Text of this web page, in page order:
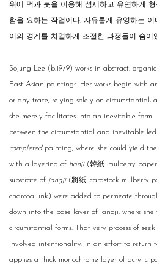
위에 먹과 붓을 이용해 섬세하고 유연하게
함을 요하는 작업이다. 자유롭게 유영하는
이의 경계를 치열하게 조절한 과정들이 숨어
Sojung Lee (b.1979) works in abstract, organic
East Asian paintings. Her works begin with
or any trace, relying solely on circumstantial,
she merely facilitates into an inevitable form.
between the circumstantial and inevitable
completedpainting, where she could yield the
with a layering of hanji(韓紙: mulberry
substrate of jangji(將紙: cardstock mulberry
charcoal ink) were added to permeate
down into the base layer of jangji, where she
circumstantial forms. That very process of
involved intentionality. In an effort to return
applies a thick monochrome layer of acrylic